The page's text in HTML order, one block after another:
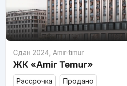
Сдан 2024, Amir-timur
ЖК «Amir Temur»
Рассрочка Продано